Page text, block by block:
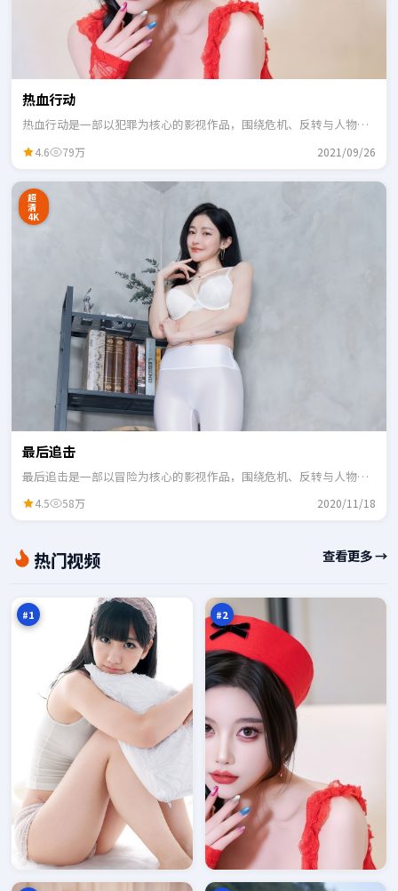
热血行动
热血行动是一部以犯罪为核心的影视作品，围绕危机、反转与人物成
4.6 79万 2021/09/26
超
清
4K
最后追击
最后追击是一部以冒险为核心的影视作品，围绕危机、反转与人物成
4.5 58万 2020/11/18
热门视频 查看更多 →
#1
山
追 98
#2
逐
日
旁
者
97
万
迷
城
破
晓万